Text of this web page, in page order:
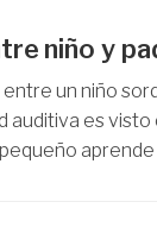
niño y
un niño
auditiva es
aprende